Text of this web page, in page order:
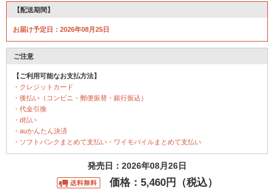
【配送期間】
お届け予定日：2026年08月25日
ご注意
【ご利用可能なお支払方法】
・クレジットカード
・後払い（コンビニ・郵便振替・銀行振込）
・代金引換
・d払い
・auかんたん決済
・ソフトバンクまとめて支払い・ワイモバイルまとめて支払い
発売日：2026年08月26日
価格：5,460円（税込）